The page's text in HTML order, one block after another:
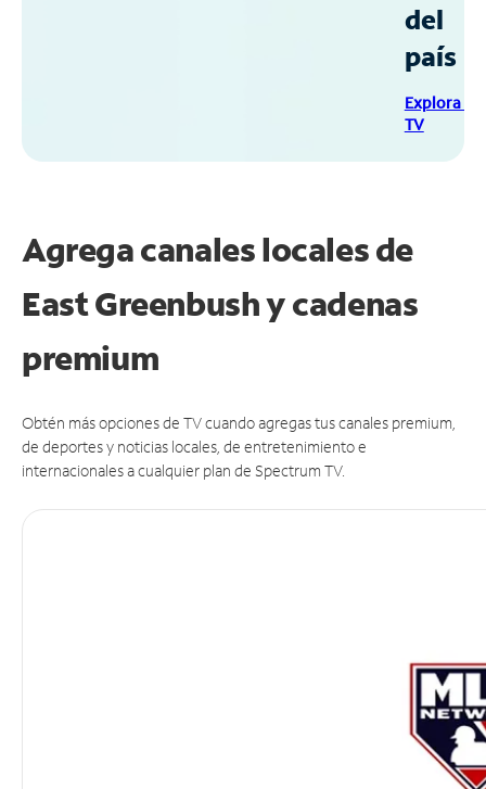
del
país
Explora
TV
Agrega canales locales de
East Greenbush y cadenas
premium
Obtén más opciones de TV cuando agregas tus canales premium,
de deportes y noticias locales, de entretenimiento e
internacionales a cualquier plan de Spectrum TV.